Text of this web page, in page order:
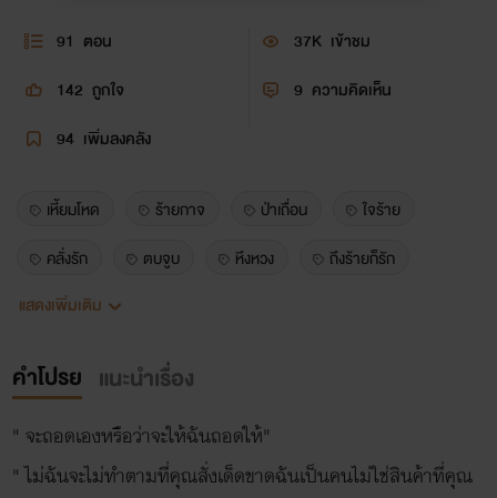
91 ตอน 37K เข้าชม
142 ถูกใจ 9 ความคิดเห็น
94 เพิ่มลงคลัง
เหี้ยมโหด ร้ายกาจ ป่าเถื่อน
ใจร้าย
คลั่งรัก
ตบจูบ หึงหวง
ถึงร้ายก็รัก
เดนนิส
sm25+
รักโรแมนติก
แสดงเพิ่มเติม
คำโปรย แนะนำเรื่อง
" จะถอดเองหรือว่าจะให้ฉันถอดให้"
" ไม่ฉันจะไม่ทำตามที่คุณสั่งเด็ดขาดฉันเป็นคนไม่ใช่สินค้าที่คุณ